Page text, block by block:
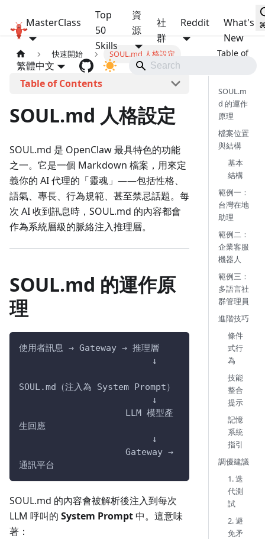
OpenClaw MasterClass
MasterClass
Top
50
Skills
資
源
社
群
Reddit
What's
New
繁體中文
快速開始 SOUL.md 人格設定
SOUL.md 人格設定
SOUL.md 是 OpenClaw 最具特色的功能
之一。它是一個 Markdown 檔案，用來定
義你的 AI 代理的「靈魂」——包括性格、
語氣、專長、行為規範、甚至禁忌話題。每
次 AI 收到訊息時，SOUL.md 的內容都會
作為系統層級的脈絡注入推理層。
SOUL.md 的運作原
理
使用者訊息 → Gateway → 推理層
                         ↓
SOUL.md（注入為 System Prompt）
                         ↓
生回應
                         ↓
通訊平台
SOUL.md 的內容會被解析後注入到每次
LLM 呼叫的 System Prompt中。這意味
著：
SOUL.m
d 的運作
原理
檔案位置
與結構
基本
結構
範例一：
台灣在地
助理
範例二：
企業客服
機器人
範例三：
多語言社
群管理員
進階技巧
條件
式行
為
技能
整合
提示
記憶
系統
指引
調優建議
1. 迭
代測
試
2. 避
免矛